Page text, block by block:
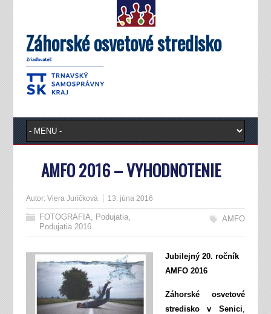
Záhorské osvetové stredisko
AMFO 2016 – VYHODNOTENIE
Autor: Viera Juríčková 13. júna 2016
FOTOGRAFIA, Podujatia,
Podujatia 2016
AMFO
Jubilejný 20. ročník
AMFO 2016
Záhorské osvetové
stredisko v Senici,